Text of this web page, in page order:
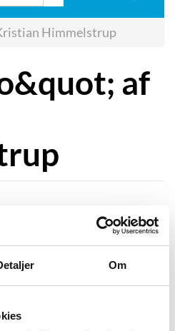
Om
Himmelstrup
af
Kristian
syn på grundlæggeren
Pio var, ifølge forfatteren,
idealist og